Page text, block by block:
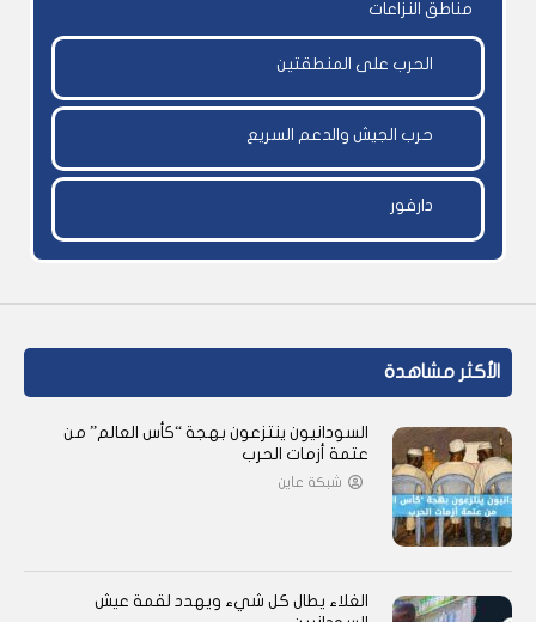
مناطق النزاعات
الحرب على المنطقتين
حرب الجيش والدعم السريع
دارفور
الأكثر مشاهدة
السودانيون ينتزعون بهجة “كأس العالم” من
عتمة أزمات الحرب
شبكة عاين
الغلاء يطال كل شيء ويهدد لقمة عيش